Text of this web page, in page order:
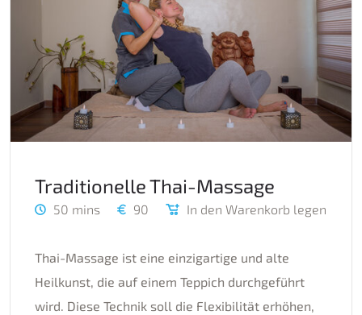
Traditionelle Thai-Massage
50 mins 90 In den Warenkorb legen
Thai-Massage ist eine einzigartige und alte
Heilkunst, die auf einem Teppich durchgeführt
wird. Diese Technik soll die Flexibilität erhöhen,